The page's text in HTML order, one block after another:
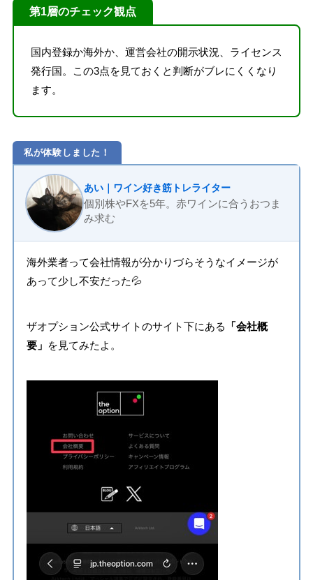
第1層のチェック観点
国内登録か海外か、運営会社の開示状況、ライセンス
発行国。この3点を見ておくと判断がブレにくくなり
ます。
私が体験しました！
あい｜ワイン好き筋トレライター
個別株やFXを5年。赤ワインに合うおつま
み求む
海外業者って会社情報が分かりづらそうなイメージが
あって少し不安だった💦
ザオプション公式サイトのサイト下にある
「会社概
要」 を見てみたよ。